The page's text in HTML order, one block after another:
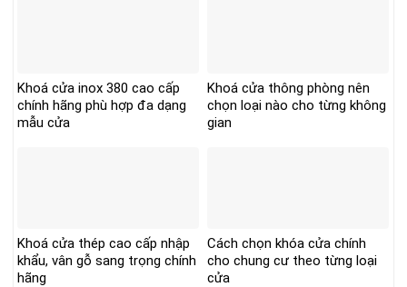
Khoá cửa inox 380 cao cấp
chính hãng phù hợp đa dạng
mẫu cửa
Khoá cửa thông phòng nên
chọn loại nào cho từng không
gian
Khoá cửa thép cao cấp nhập
khẩu, vân gỗ sang trọng chính
hãng
Cách chọn khóa cửa chính
cho chung cư theo từng loại
cửa